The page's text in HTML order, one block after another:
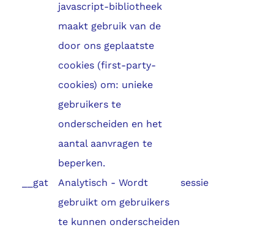
javascript-bibliotheek
maakt gebruik van de
door ons geplaatste
cookies (first-party-
cookies) om: unieke
gebruikers te
onderscheiden en het
aantal aanvragen te
beperken.
__gat
Analytisch - Wordt
gebruikt om gebruikers
te kunnen onderscheiden
sessie